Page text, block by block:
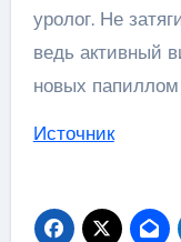
уролог. Не
ведь активный
новых
Источник